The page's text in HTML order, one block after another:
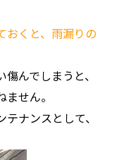
おくと、雨漏りの
んでしまうと、
せん。
ナンスとして、